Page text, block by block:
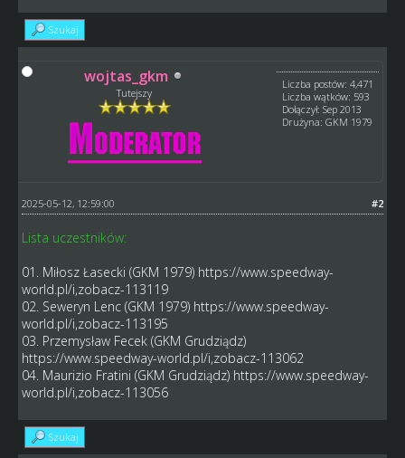
Szukaj
wojtas_gkm
Tutejszy
Liczba postów: 4,471
Liczba wątków: 593
Dołączył: Sep 2013
Drużyna: GKM 1979
#2
2025-05-12, 12:59:00
Lista uczestników:
01. Miłosz Łasecki (GKM 1979) https://www.speedway-
world.pl/i,zobacz-113119
02. Seweryn Lenc (GKM 1979) https://www.speedway-
world.pl/i,zobacz-113195
03. Przemysław Fecek (GKM Grudziądz)
https://www.speedway-world.pl/i,zobacz-113062
04. Maurizio Fratini (GKM Grudziądz) https://www.speedway-
world.pl/i,zobacz-113056
Szukaj